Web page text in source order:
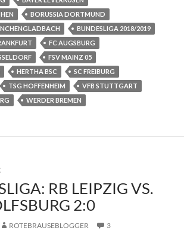
BORUSSIA DORTMUND
BUNDESLIGA 2018/2019
FC AUGSBURG
FSV MAINZ 05
HERTHA BSC
SC FREIBURG
TSG HOFFENHEIM
VFB STUTTGART
WERDER BREMEN
RB LEIPZIG VS.
2:0
ROTEBRAUSEBLOGGER
3